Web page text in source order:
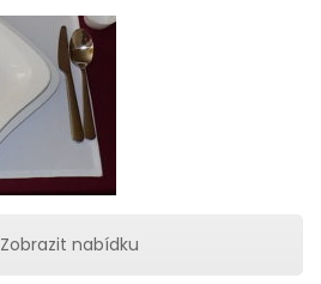
Zobrazit nabídku